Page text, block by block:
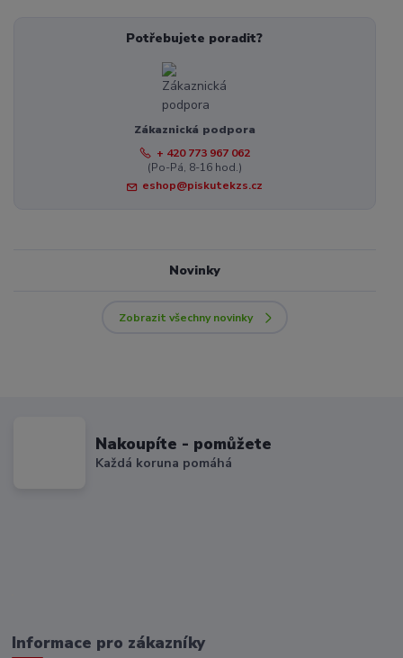
Potřebujete poradit?
Zákaznická podpora
+ 420 773 967 062
(Po-Pá, 8-16 hod.)
eshop@piskutekzs.cz
Novinky
Zobrazit všechny novinky
Nakoupíte - pomůžete
Každá koruna pomáhá
Informace pro zákazníky